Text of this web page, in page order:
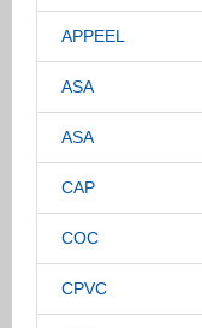
APPEEL
ASA
ASA
CAP
COC
CPVC